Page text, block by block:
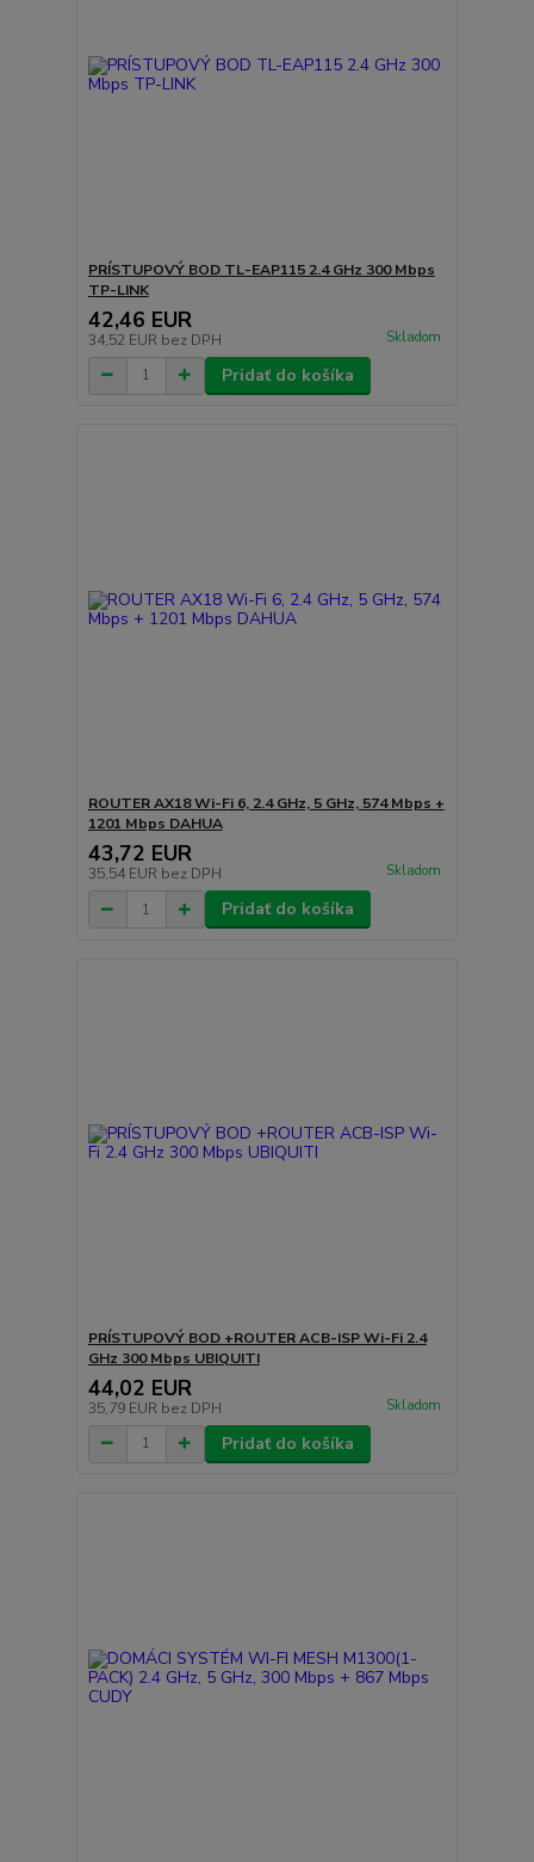
PRÍSTUPOVÝ BOD TL-EAP115 2.4 GHz 300 Mbps
TP-LINK
42,46 EUR
34,52 EUR bez DPH Skladom
Pridať do košíka
ROUTER AX18 Wi-Fi 6, 2.4 GHz, 5 GHz, 574 Mbps +
1201 Mbps DAHUA
43,72 EUR
35,54 EUR bez DPH Skladom
Pridať do košíka
PRÍSTUPOVÝ BOD +ROUTER ACB-ISP Wi-Fi 2.4
GHz 300 Mbps UBIQUITI
44,02 EUR
35,79 EUR bez DPH Skladom
Pridať do košíka